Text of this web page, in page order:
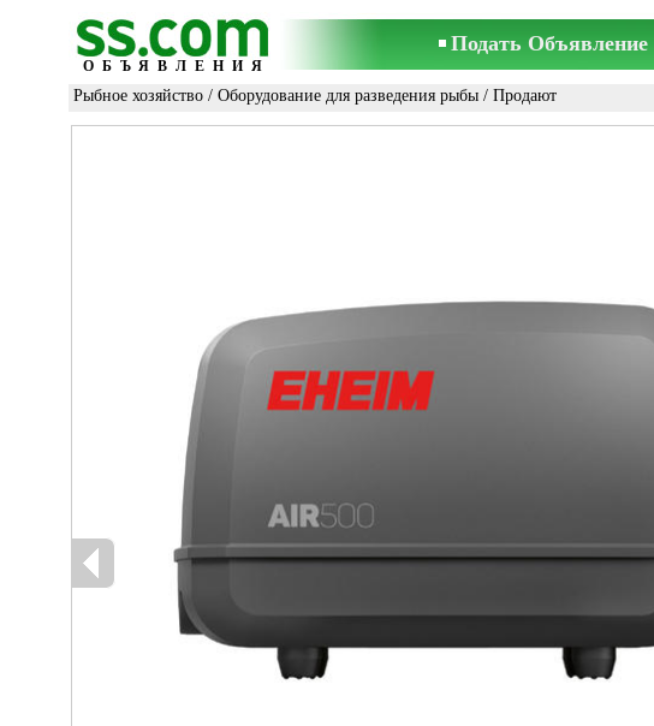
ОБЪЯВЛЕНИЯ
Подать Объявление
Рыбное хозяйство / Оборудование для разведения рыбы / Продают